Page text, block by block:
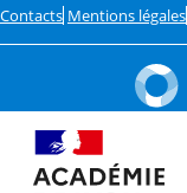
Contacts Mentions légales